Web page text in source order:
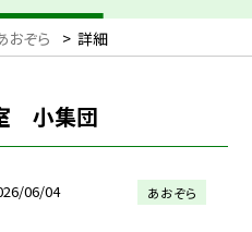
おぞら > 詳細
小集団
06/04 あおぞら